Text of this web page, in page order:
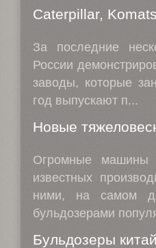
Caterpillar,
За последние
России
заводы, которые
год выпускают п...
Новые
Огромные машины
известных
ними, на самом
бульдозерами
Бульдозеры